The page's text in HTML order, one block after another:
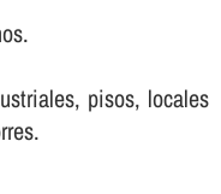
pisos, locales